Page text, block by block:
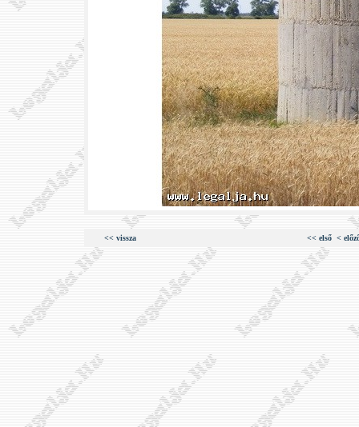
<< vissza << első <